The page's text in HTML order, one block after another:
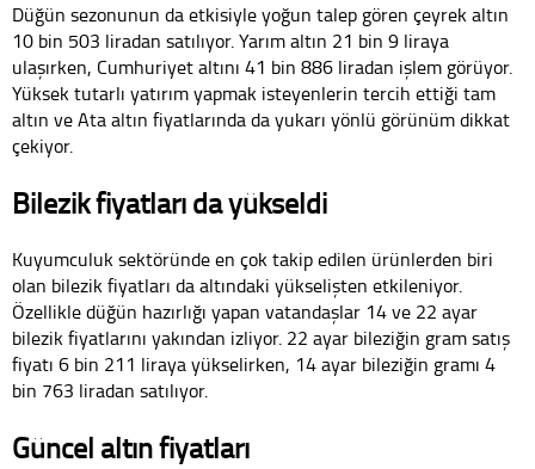
Düğün sezonunun da etkisiyle yoğun talep gören çeyrek altın
10 bin 503 liradan satılıyor. Yarım altın 21 bin 9 liraya
ulaşırken, Cumhuriyet altını 41 bin 886 liradan işlem görüyor.
Yüksek tutarlı yatırım yapmak isteyenlerin tercih ettiği tam
altın ve Ata altın fiyatlarında da yukarı yönlü görünüm dikkat
çekiyor.
Bilezik fiyatları da yükseldi
Kuyumculuk sektöründe en çok takip edilen ürünlerden biri
olan bilezik fiyatları da altındaki yükselişten etkileniyor.
Özellikle düğün hazırlığı yapan vatandaşlar 14 ve 22 ayar
bilezik fiyatlarını yakından izliyor. 22 ayar bileziğin gram satış
fiyatı 6 bin 211 liraya yükselirken, 14 ayar bileziğin gramı 4
bin 763 liradan satılıyor.
Güncel altın fiyatları